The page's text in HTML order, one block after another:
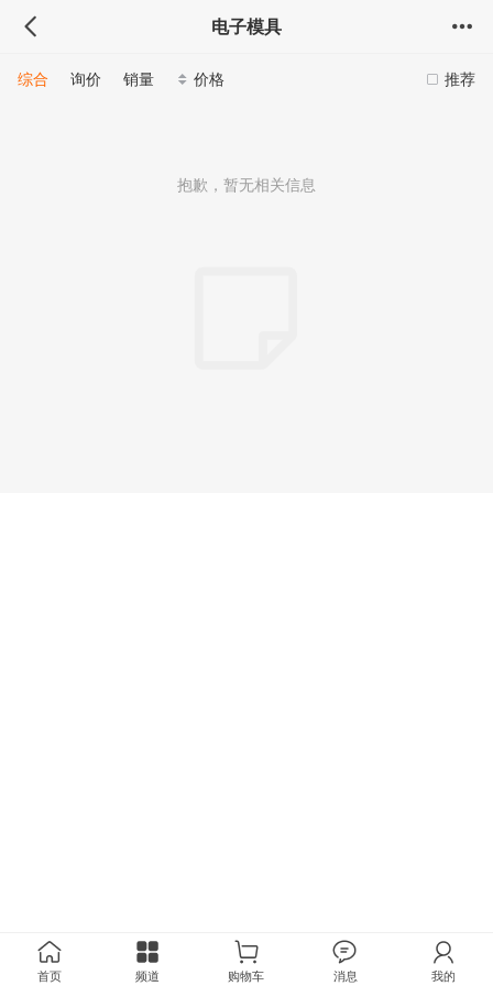
电子模具
推荐
综合 询价 销量 价格
抱歉，暂无相关信息
首页 频道 购物车 消息 我的